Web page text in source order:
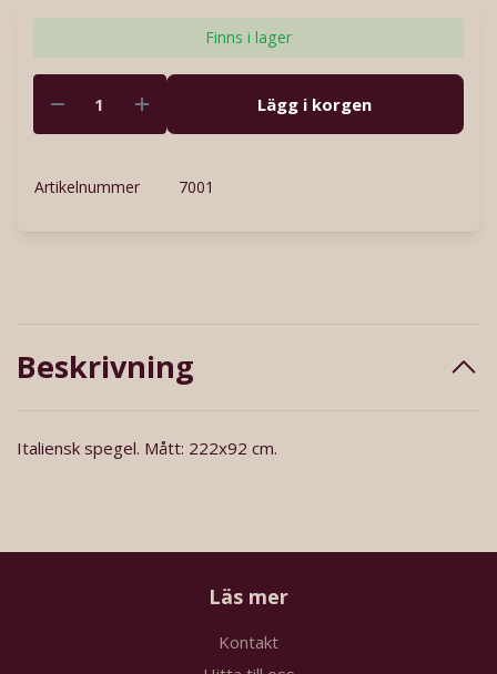
Finns i lager
Lägg i korgen
Artikelnummer 7001
Beskrivning
Italiensk spegel. Mått: 222x92 cm.
Läs mer
Kontakt